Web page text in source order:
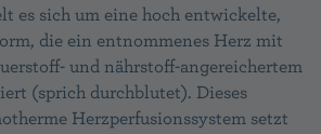
es sich um eine hoch entwickelte,
die ein entnommenes Herz mit
und nährstoff-angereichertem
(sprich durchblutet). Dieses
Herzperfusionssystem setzt